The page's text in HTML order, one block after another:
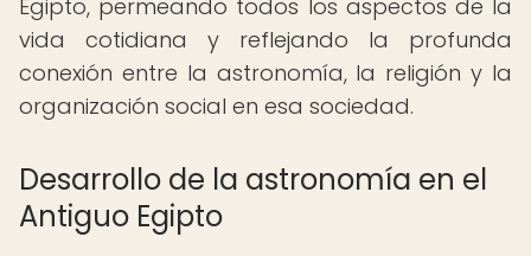
Egipto, permeando todos los aspectos de la
vida cotidiana y reflejando la profunda
conexión entre la astronomía, la religión y la
organización social en esa sociedad.
Desarrollo de la astronomía en el
Antiguo Egipto